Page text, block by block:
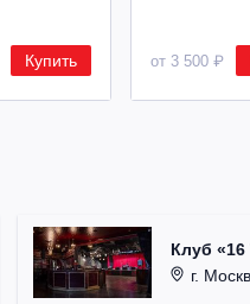
Купить от 3 500 ₽
Клуб «16
г.